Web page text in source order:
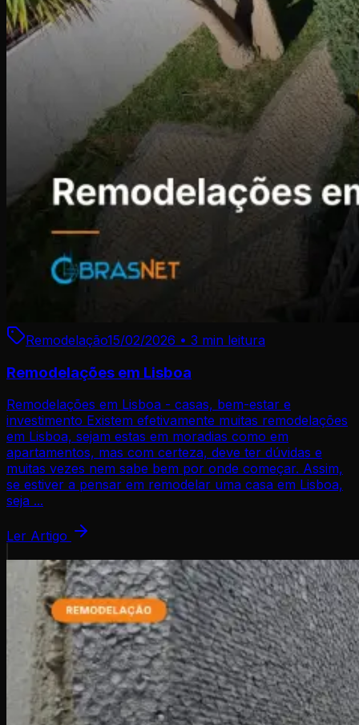
Remodelação15/02/2026 • 3 min leitura
Remodelações em Lisboa
Remodelações em Lisboa - casas, bem-estar e
investimento Existem efetivamente muitas remodelações
em Lisboa, sejam estas em moradias como em
apartamentos, mas com certeza, deve ter dúvidas e
muitas vezes nem sabe bem por onde começar. Assim,
se estiver a pensar em remodelar uma casa em Lisboa,
seja ...
Ler Artigo